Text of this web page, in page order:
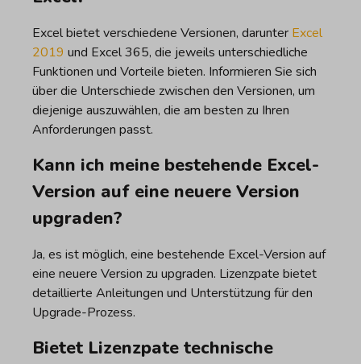
Excel bietet verschiedene Versionen, darunter Excel
2019 und Excel 365, die jeweils unterschiedliche
Funktionen und Vorteile bieten. Informieren Sie sich
über die Unterschiede zwischen den Versionen, um
diejenige auszuwählen, die am besten zu Ihren
Anforderungen passt.
Kann ich meine bestehende Excel-
Version auf eine neuere Version
upgraden?
Ja, es ist möglich, eine bestehende Excel-Version auf
eine neuere Version zu upgraden. Lizenzpate bietet
detaillierte Anleitungen und Unterstützung für den
Upgrade-Prozess.
Bietet Lizenzpate technische